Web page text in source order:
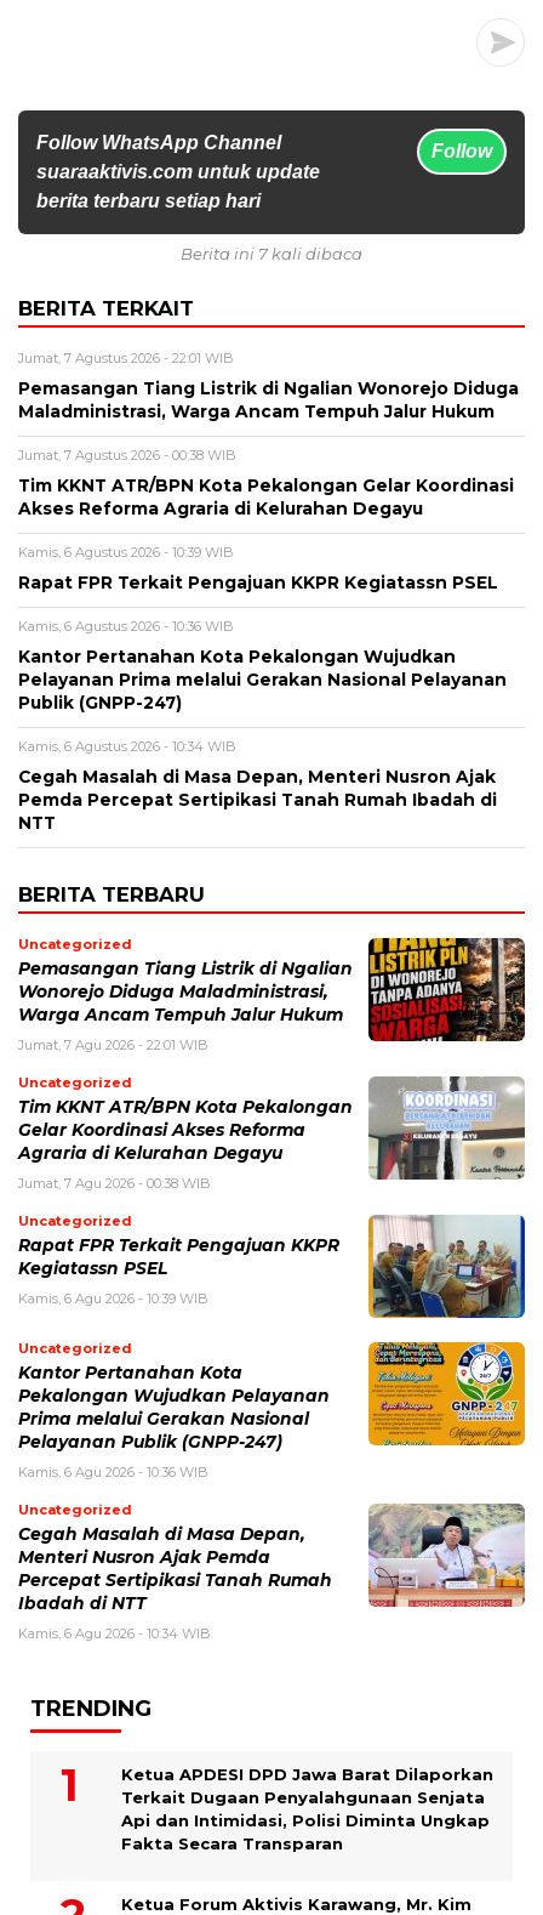
Follow WhatsApp Channel
suaraaktivis.com untuk update
berita terbaru setiap hari
Follow
Berita ini 7 kali dibaca
BERITA TERKAIT
Jumat, 7 Agustus 2026 - 22:01 WIB
Pemasangan Tiang Listrik di Ngalian Wonorejo Diduga
Maladministrasi, Warga Ancam Tempuh Jalur Hukum
Jumat, 7 Agustus 2026 - 00:38 WIB
Tim KKNT ATR/BPN Kota Pekalongan Gelar Koordinasi
Akses Reforma Agraria di Kelurahan Degayu
Kamis, 6 Agustus 2026 - 10:39 WIB
Rapat FPR Terkait Pengajuan KKPR Kegiatassn PSEL
Kamis, 6 Agustus 2026 - 10:36 WIB
Kantor Pertanahan Kota Pekalongan Wujudkan
Pelayanan Prima melalui Gerakan Nasional Pelayanan
Publik (GNPP-247)
Kamis, 6 Agustus 2026 - 10:34 WIB
Cegah Masalah di Masa Depan, Menteri Nusron Ajak
Pemda Percepat Sertipikasi Tanah Rumah Ibadah di
NTT
BERITA TERBARU
Uncategorized
Pemasangan Tiang Listrik di Ngalian
Wonorejo Diduga Maladministrasi,
Warga Ancam Tempuh Jalur Hukum
Jumat, 7 Agu 2026 - 22:01 WIB
Uncategorized
Tim KKNT ATR/BPN Kota Pekalongan
Gelar Koordinasi Akses Reforma
Agraria di Kelurahan Degayu
Jumat, 7 Agu 2026 - 00:38 WIB
Uncategorized
Rapat FPR Terkait Pengajuan KKPR
Kegiatassn PSEL
Kamis, 6 Agu 2026 - 10:39 WIB
Uncategorized
Kantor Pertanahan Kota
Pekalongan Wujudkan Pelayanan
Prima melalui Gerakan Nasional
Pelayanan Publik (GNPP-247)
Kamis, 6 Agu 2026 - 10:36 WIB
Uncategorized
Cegah Masalah di Masa Depan,
Menteri Nusron Ajak Pemda
Percepat Sertipikasi Tanah Rumah
Ibadah di NTT
Kamis, 6 Agu 2026 - 10:34 WIB
TRENDING
Ketua APDESI DPD Jawa Barat Dilaporkan
Terkait Dugaan Penyalahgunaan Senjata
Api dan Intimidasi, Polisi Diminta Ungkap
Fakta Secara Transparan
Ketua Forum Aktivis Karawang, Mr. Kim